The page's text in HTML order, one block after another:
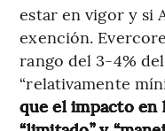
estar en vigor y si
exención.
rango del 3-4%
“relativamente
que el impacto en